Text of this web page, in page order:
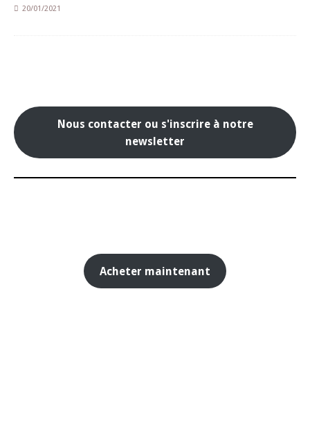
20/01/2021
Nous contacter ou s'inscrire à notre
newsletter
Acheter maintenant